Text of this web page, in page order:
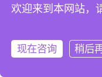
产品的划分其实是
则要清楚
缺的一环。在大型
户调研部门，但创
注册
欢迎来到本网站，
现在咨询 稍后